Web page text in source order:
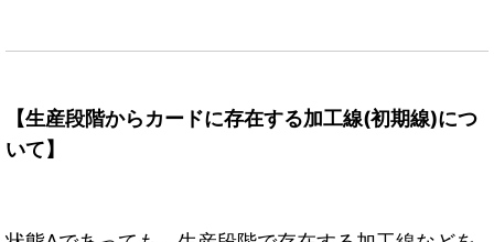
【生産段階からカードに存在する加工線(初期線)につ
いて】